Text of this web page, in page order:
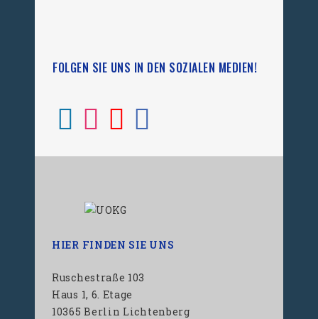
FOLGEN SIE UNS IN DEN SOZIALEN MEDIEN!
HIER FINDEN SIE UNS
Ruschestraße 103
Haus 1, 6. Etage
10365 Berlin Lichtenberg